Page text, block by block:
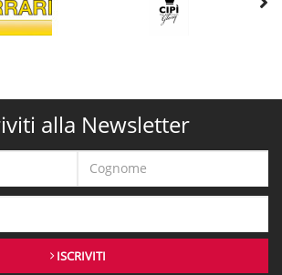
alla Newsletter
ISCRIVITI